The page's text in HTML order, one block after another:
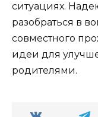
ситуациях.
разобраться в
совместного
идеи для
родителями.